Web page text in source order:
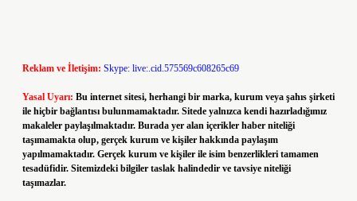
Reklam ve İletişim: Skype: live:.cid.575569c608265c69
Yasal Uyarı: Bu internet sitesi, herhangi bir marka, kurum veya şahıs şirketi
ile hiçbir bağlantısı bulunmamaktadır. Sitede yalnızca kendi hazırladığımız
makaleler paylaşılmaktadır. Burada yer alan içerikler haber niteliği
taşımamakta olup, gerçek kurum ve kişiler hakkında paylaşım
yapılmamaktadır. Gerçek kurum ve kişiler ile isim benzerlikleri tamamen
tesadüfidir. Sitemizdeki bilgiler taslak halindedir ve tavsiye niteliği
taşımazlar.